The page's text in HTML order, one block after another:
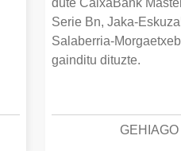
Serie Bn, Jaka-
Salaberria-
gainditu dituzte.
GEHIAGO